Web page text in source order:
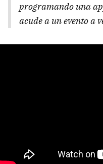
programando una
acude a un evento a